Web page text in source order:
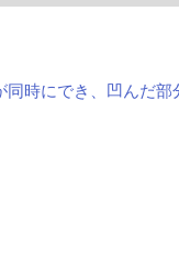
時にでき、凹んだ部